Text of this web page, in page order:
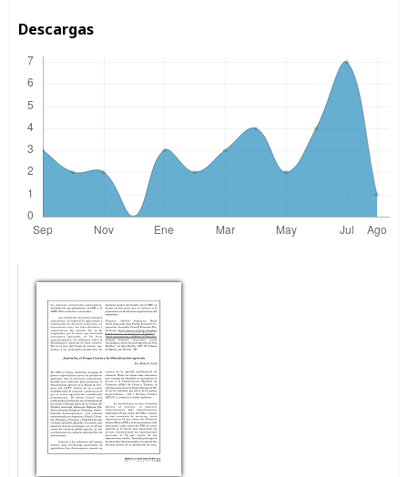
Descargas